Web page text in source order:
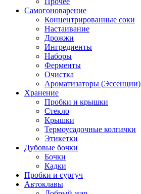
Самогоноварение
Концентрированные соки
Настаивание
Дрожжи
Ингредиенты
Наборы
Ферменты
Очистка
Ароматизаторы (Эссенции)
Хранение
Пробки и крышки
Стекло
Крышки
Термоусадочные колпачки
Этикетки
Дубовые бочки
Бочки
Кадки
Пробки и сургуч
Автоклавы